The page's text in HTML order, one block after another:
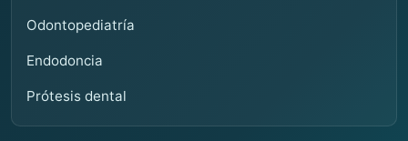
Odontopediatría
Endodoncia
Prótesis dental